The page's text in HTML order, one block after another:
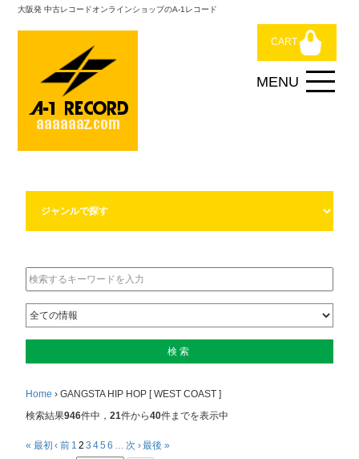
大阪発 中古レコードオンラインショップのA-1レコード
CART
Home ›GANGSTA HIP HOP [ WEST COAST ]
検索結果946件中，21件から40件までを表示中
« 最初 ‹ 前 1 2 3 45 6 … 次 ›最後 »